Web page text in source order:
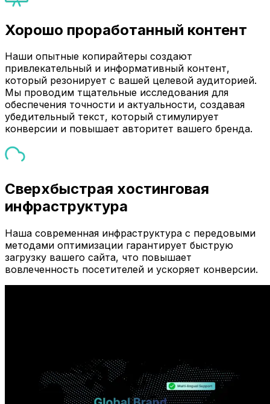
Хорошо проработанный контент
Наши опытные копирайтеры создают
привлекательный и информативный контент,
который резонирует с вашей целевой аудиторией.
Мы проводим тщательные исследования для
обеспечения точности и актуальности, создавая
убедительный текст, который стимулирует
конверсии и повышает авторитет вашего бренда.
Сверхбыстрая хостинговая
инфраструктура
Наша современная инфраструктура с передовыми
методами оптимизации гарантирует быструю
загрузку вашего сайта, что повышает
вовлеченность посетителей и ускоряет конверсии.